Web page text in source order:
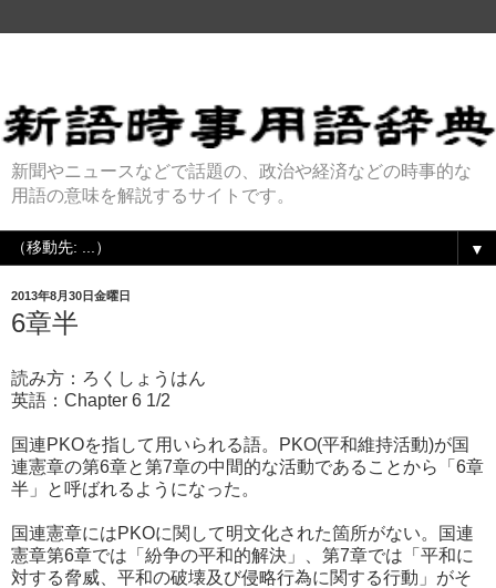
新聞やニュースなどで話題の、政治や経済などの時事的な
用語の意味を解説するサイトです。
▼
2013年8月30日金曜日
6章半
読み方：ろくしょうはん
英語：Chapter 6 1/2
国連PKOを指して用いられる語。PKO(平和維持活動)が国
連憲章の第6章と第7章の中間的な活動であることから「6章
半」と呼ばれるようになった。
国連憲章にはPKOに関して明文化された箇所がない。国連
憲章第6章では「紛争の平和的解決」、第7章では「平和に
対する脅威、平和の破壊及び侵略行為に関する行動」がそ